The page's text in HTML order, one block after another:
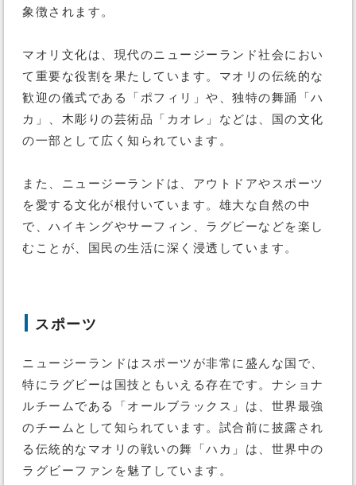
象徴されます。
マオリ文化は、現代のニュージーランド社会におい
て重要な役割を果たしています。マオリの伝統的な
歓迎の儀式である「ポフィリ」や、独特の舞踊「ハ
カ」、木彫りの芸術品「カオレ」などは、国の文化
の一部として広く知られています。
また、ニュージーランドは、アウトドアやスポーツ
を愛する文化が根付いています。雄大な自然の中
で、ハイキングやサーフィン、ラグビーなどを楽し
むことが、国民の生活に深く浸透しています。
スポーツ
ニュージーランドはスポーツが非常に盛んな国で、
特にラグビーは国技ともいえる存在です。ナショナ
ルチームである「オールブラックス」は、世界最強
のチームとして知られています。試合前に披露され
る伝統的なマオリの戦いの舞「ハカ」は、世界中の
ラグビーファンを魅了しています。